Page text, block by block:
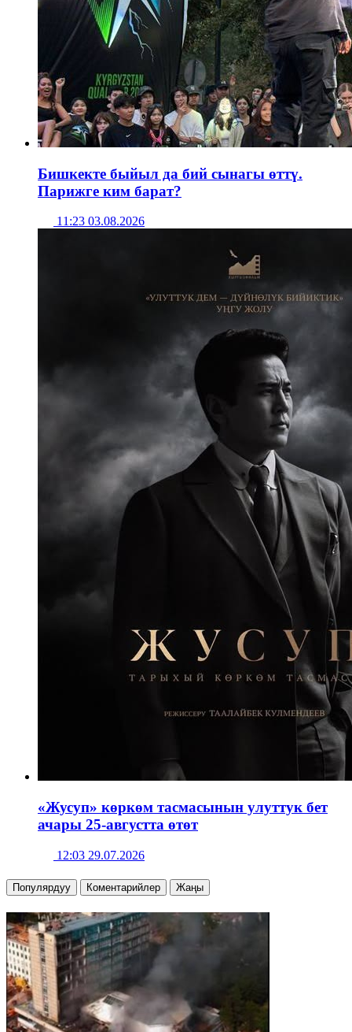
Бишкекте быйыл да бий сынагы өттү.
Парижге ким барат?
11:23 03.08.2026
«Жусуп» көркөм тасмасынын улуттук бет
ачары 25-августта өтөт
12:03 29.07.2026
Популярдуу Коментарийлер Жаңы